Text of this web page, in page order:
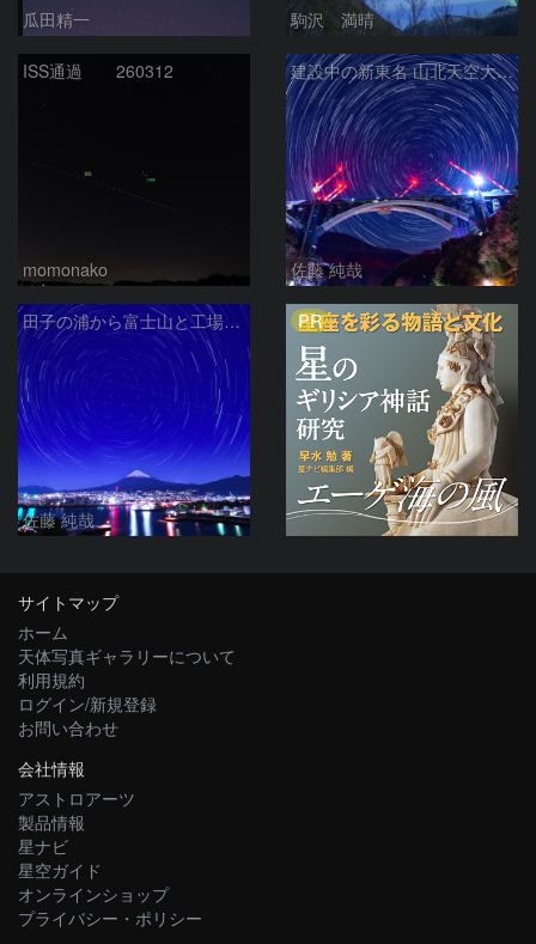
瓜田精一 駒沢 満晴
ISS通過 260312
momonako
建設中の新東名 山北天空大橋と北天の日周運動
佐藤 純哉
田子の浦から富士山と工場夜景と北天の日周運動 静岡県富士市
佐藤 純哉
PR
サイトマップ
ホーム
天体写真ギャラリーについて
利用規約
ログイン/新規登録
お問い合わせ
会社情報
アストロアーツ
製品情報
星ナビ
星空ガイド
オンラインショップ
プライバシー・ポリシー